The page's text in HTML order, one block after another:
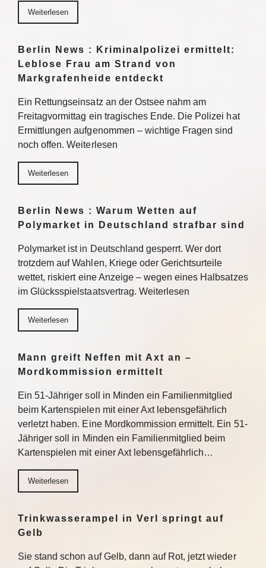
Weiterlesen
Berlin News : Kriminalpolizei ermittelt:
Leblose Frau am Strand von
Markgrafenheide entdeckt
Ein Rettungseinsatz an der Ostsee nahm am
Freitagvormittag ein tragisches Ende. Die Polizei hat
Ermittlungen aufgenommen – wichtige Fragen sind
noch offen. Weiterlesen
Weiterlesen
Berlin News : Warum Wetten auf
Polymarket in Deutschland strafbar sind
Polymarket ist in Deutschland gesperrt. Wer dort
trotzdem auf Wahlen, Kriege oder Gerichtsurteile
wettet, riskiert eine Anzeige – wegen eines Halbsatzes
im Glücksspielstaatsvertrag. Weiterlesen
Weiterlesen
Mann greift Neffen mit Axt an –
Mordkommission ermittelt
Ein 51-Jähriger soll in Minden ein Familienmitglied
beim Kartenspielen mit einer Axt lebensgefährlich
verletzt haben. Eine Mordkommission ermittelt. Ein 51-
Jähriger soll in Minden ein Familienmitglied beim
Kartenspielen mit einer Axt lebensgefährlich…
Weiterlesen
Trinkwasserampel in Verl springt auf
Gelb
Sie stand schon auf Gelb, dann auf Rot, jetzt wieder